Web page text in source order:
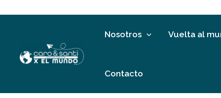
Nosotros Vuelta al
Contacto